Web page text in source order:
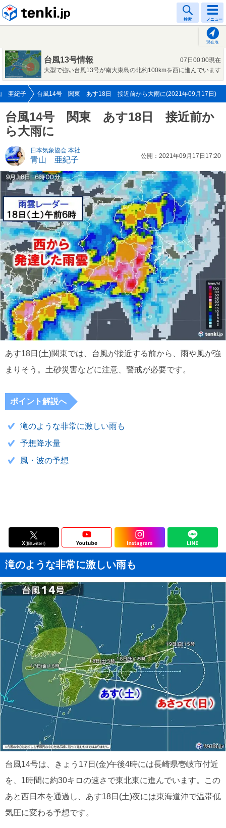
検索 メニュー
現在地
台風13号情報
07日00:00現在
大型で強い台風13号が南大東島の北約100kmを西に進んでいます
亜紀子 台風14号 関東 あす18日 接近前から大雨に(2021年09月17日)
台風14号 関東 あす18日 接近前か
ら大雨に
日本気象協会 本社
青山 亜紀子 公開：2021年09月17日17:20
あす18日(土)関東では、台風が接近する前から、雨や風が強
まりそう。土砂災害などに注意、警戒が必要です。
ポイント解説へ
滝のような非常に激しい雨も
予想降水量
風・波の予想
滝のような非常に激しい雨も
台風14号は、きょう17日(金)午後4時には長崎県壱岐市付近
を、1時間に約30キロの速さで東北東に進んでいます。この
あと西日本を通過し、あす18日(土)夜には東海道沖で温帯低
気圧に変わる予想です。